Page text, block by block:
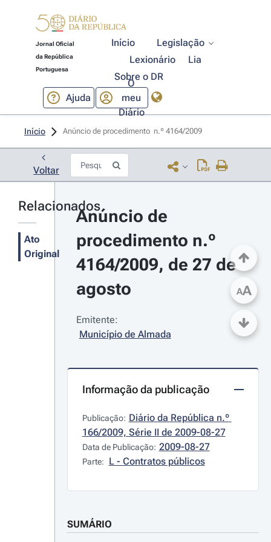
Jornal Oficial
da República
Portuguesa
Início
Legislação
Lexionário
Lia
Sobre o DR
Ajuda
O
meu
Diário
Início Anúncio de procedimento  n.º 4164/2009
Voltar
Relacionados
Ato
Original
Anúncio de
procedimento n.º
4164/2009, de 27 de
agosto
Emitente:
Município de Almada
Informação da publicação
Publicação: Diário da República n.º
166/2009, Série II de 2009-08-27
Data de Publicação: 2009-08-27
Parte: L - Contratos públicos
SUMÁRIO
AA